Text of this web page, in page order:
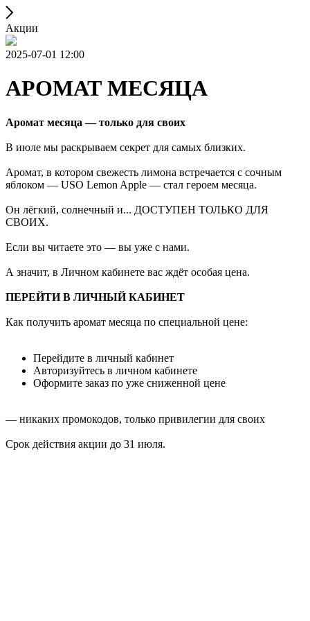
Акции
2025-07-01 12:00
АРОМАТ МЕСЯЦА
Аромат месяца — только для своих
В июле мы раскрываем секрет для самых близких.
Аромат, в котором свежесть лимона встречается с сочным
яблоком — USO Lemon Apple — стал героем месяца.
Он лёгкий, солнечный и... ДОСТУПЕН ТОЛЬКО ДЛЯ
СВОИХ.
Если вы читаете это — вы уже с нами.
А значит, в Личном кабинете вас ждёт особая цена.
ПЕРЕЙТИ В ЛИЧНЫЙ КАБИНЕТ
Как получить аромат месяца по специальной цене:
Перейдите в личный кабинет
Авторизуйтесь в личном кабинете
Оформите заказ по уже сниженной цене
— никаких промокодов, только привилегии для своих
Срок действия акции до 31 июля.